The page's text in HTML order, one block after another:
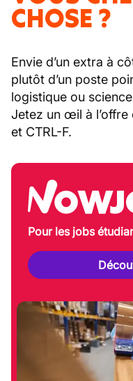
CHOSE ?
Envie d’un extra à
plutôt d’un poste
logistique ou
Jetez un œil à
et CTRL-F.
Pour les jobs